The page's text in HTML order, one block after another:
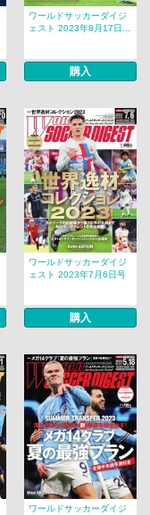
ワールドサッカーダイジ
ェスト 2023年8月17日...
購入
ワールドサッカーダイジ
ェスト 2023年7月6日号
購入
ワールドサッカーダイジ